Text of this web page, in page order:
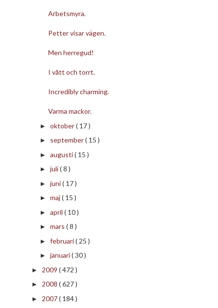
Arbetsmyra.
Petter visar vägen.
Men herregud!
I vått och torrt.
Incredibly charming.
Varma mackor.
► oktober( 17 )
► september( 15 )
► augusti( 15 )
► juli( 8 )
► juni( 17 )
► maj( 15 )
► april ( 10 )
► mars ( 8 )
► februari( 25 )
► januari( 30 )
► 2009 ( 472 )
► 2008 ( 627 )
► 2007( 184 )